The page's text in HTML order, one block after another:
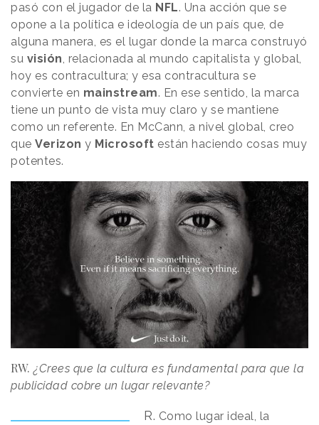
pasó con el jugador de la NFL. Una acción que se
opone a la política e ideología de un país que, de
alguna manera, es el lugar donde la marca construyó
su visión, relacionada al mundo capitalista y global,
hoy es contracultura; y esa contracultura se
convierte en mainstream. En ese sentido, la marca
tiene un punto de vista muy claro y se mantiene
como un referente. En McCann, a nivel global, creo
que Verizon y Microsoft están haciendo cosas muy
potentes.
RW. ¿Crees que la cultura es fundamental para que la
publicidad cobre un lugar relevante?
R. Como lugar ideal, la